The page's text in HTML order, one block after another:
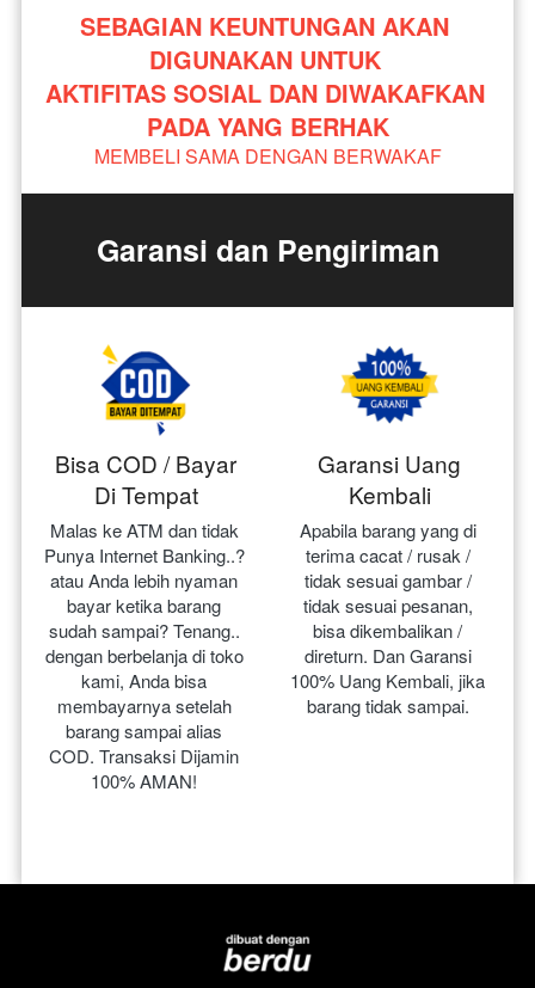
SEBAGIAN KEUNTUNGAN AKAN
DIGUNAKAN UNTUK
AKTIFITAS SOSIAL DAN DIWAKAFKAN
PADA YANG BERHAK
MEMBELI SAMA DENGAN BERWAKAF
Garansi dan Pengiriman
Bisa COD / Bayar
Di Tempat
Malas ke ATM dan tidak
Punya Internet Banking..?
atau Anda lebih nyaman
bayar ketika barang
sudah sampai? Tenang..
dengan berbelanja di toko
kami, Anda bisa
membayarnya setelah
barang sampai alias
COD. Transaksi Dijamin
100% AMAN!
Garansi Uang
Kembali
Apabila barang yang di
terima cacat / rusak /
tidak sesuai gambar /
tidak sesuai pesanan,
bisa dikembalikan /
direturn. Dan Garansi
100% Uang Kembali, jika
barang tidak sampai.